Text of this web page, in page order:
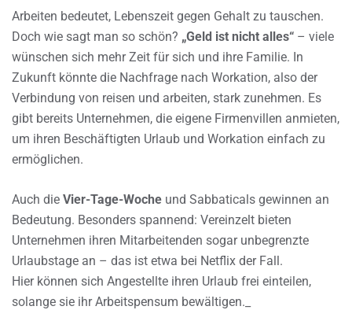
Arbeiten bedeutet, Lebenszeit gegen Gehalt zu tauschen.
Doch wie sagt man so schön? „Geld ist nicht alles“ – viele
wünschen sich mehr Zeit für sich und ihre Familie. In
Zukunft könnte die Nachfrage nach Workation, also der
Verbindung von reisen und arbeiten, stark zunehmen. Es
gibt bereits Unternehmen, die eigene Firmenvillen anmieten,
um ihren Beschäftigten Urlaub und Workation einfach zu
ermöglichen.
Auch die Vier-Tage-Woche und Sabbaticals gewinnen an
Bedeutung. Besonders spannend: Vereinzelt bieten
Unternehmen ihren Mitarbeitenden sogar unbegrenzte
Urlaubstage an – das ist etwa bei Netflix der Fall.
Hier können sich Angestellte ihren Urlaub frei einteilen,
solange sie ihr Arbeitspensum bewältigen._